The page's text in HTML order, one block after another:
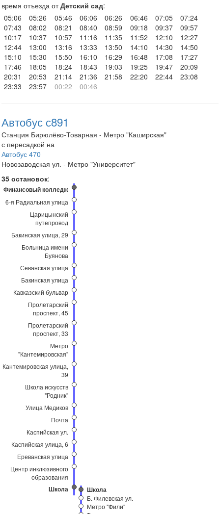
время отъезда отДетский сад:
05:06
05:26 05:46 06:06 06:26 06:46 07:05
07:24
07:43
08:02 08:21 08:40 08:59 09:18 09:37
09:57
10:17
10:37 10:57 11:16 11:35 11:52 12:10
12:27
12:44
13:00 13:16 13:33 13:50 14:10 14:30
14:50
15:10
15:30 15:50 16:10 16:29 16:48 17:08
17:27
17:46
18:05 18:24 18:43 19:03 19:25 19:47
20:09
20:31
20:53 21:14 21:36 21:58 22:20 22:44
23:08
23:33
23:57 00:22 00:46
Автобус с891
Станция Бирюлёво-Товарная - Метро "Каширская"
с пересадкой на
Автобус 470
Новозаводская ул. - Метро "Университет"
35 остановок:
Финансовый колледж
6-я Радиальная улица
Царицынский
путепровод
Бакинская улица, 29
Больница имени
Буянова
Севанская улица
Бакинская улица
Кавказский бульвар
Пролетарский
проспект, 45
Пролетарский
проспект, 33
Метро
"Кантемировская"
Кантемировская улица,
39
Школа искусств
"Родник"
Улица Медиков
Почта
Каспийская ул.
Каспийская улица, 6
Ереванская улица
Центр инклюзивного
образования
Школа Школа
Б. Филевская ул.
Метро "Фили"